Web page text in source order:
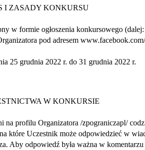
I ZASADY KONKURSU
w formie ogłoszenia konkursowego
pod adresem
25 grudnia 2022 r. do 31 grudnia 2022 r.
W KONKURSIE
na profilu Organizatora /zpograniczapl/
które Uczestnik może odpowiedzieć w
Aby odpowiedź była ważna w komentarzu